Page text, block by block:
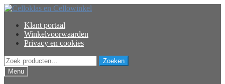
Ga
naar
navigatie
Ga
inhoud
Klant portaal
Winkelvoorwaarden
Privacy en cookies
Zoeken
naar:
Zoeken
Menu